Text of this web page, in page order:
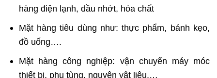
hàng điện lạnh, dầu nhớt, hóa chất
Mặt hàng tiêu dùng như: thực phẩm, bánh kẹo,
đồ uống….
Mặt hàng công nghiệp: vận chuyển máy móc
thiết bị, phụ tùng, nguyên vật liệu,…